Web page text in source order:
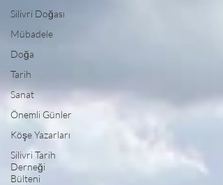
Silivri Doğası
Mübadele
Doğa
Tarih
Sanat
Önemli Günler
Köşe Yazarları
Silivri Tarih
Derneği
Bülteni